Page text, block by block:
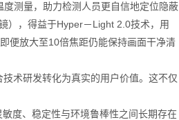
测量，助力检测人员更自信地定位隐蔽
），得益于Hyper－Light 2.0技术，用
便放大至10倍焦距仍能保持画面干净清
术研发转化为真实的用户价值。这不仅
度、稳定性与环境鲁棒性之间长期存在